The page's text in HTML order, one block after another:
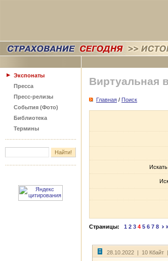
Экспонаты
Пресса
Пресс-релизы
События (Фото)
Библиотека
Термины
Виртуальная
Главная / Поиск
Страницы: 1 2 3 4 5 6 7 8
28.10.2022 | 10 Кбайт